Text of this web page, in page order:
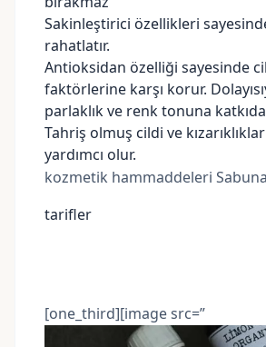
Sakinleştirici özellikleri
rahatlatır.
Antioksidan özelliği sayesinde
faktörlerine karşı korur.
parlaklık ve renk tonuna
Tahriş olmuş cildi ve
yardımcı olur.
kozmetik hammaddeleri
tarifler
[one_third][image src=”